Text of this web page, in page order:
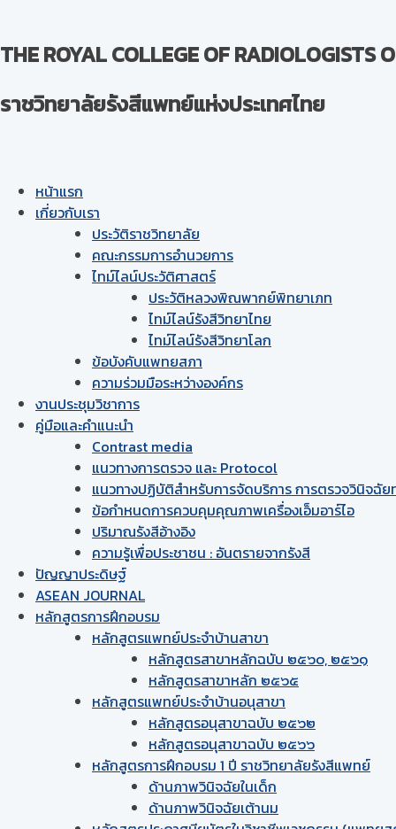
THE ROYAL COLLEGE OF RADIOLOGISTS
ราชวิทยาลัยรังสีแพทย์แห่งประเทศไทย
หน้าแรก
เกี่ยวกับเรา
ประวัติราชวิทยาลัย
คณะกรรมการอำนวยการ
ไทม์ไลน์ประวัติศาสตร์
ประวัติหลวงพิณพากย์พิทยาเภท
ไทม์ไลน์รังสีวิทยาไทย
ไทม์ไลน์รังสีวิทยาโลก
ข้อบังคับแพทยสภา
ความร่วมมือระหว่างองค์กร
งานประชุมวิชาการ
คู่มือและคำแนะนำ
Contrast media
แนวทางการตรวจ และ Protocol
แนวทางปฏิบัติสำหรับการจัดบริการ การตรวจวินิจฉั
ข้อกำหนดการควบคุมคุณภาพเครื่องเอ็มอาร์ไอ
ปริมาณรังสีอ้างอิง
ความรู้เพื่อประชาชน : อันตรายจากรังสี
ปัญญาประดิษฐ์
ASEAN JOURNAL
หลักสูตรการฝึกอบรม
หลักสูตรแพทย์ประจำบ้านสาขา
หลักสูตรสาขาหลักฉบับ ๒๕๖๐, ๒๕๖๑
หลักสูตรสาขาหลัก ๒๕๖๕
หลักสูตรแพทย์ประจำบ้านอนุสาขา
หลักสูตรอนุสาขาฉบับ ๒๕๖๒
หลักสูตรอนุสาขาฉบับ ๒๕๖๖
หลักสูตรการฝึกอบรม 1 ปี ราชวิทยาลัยรังสีแพทย์
ด้านภาพวินิจฉัยในเด็ก
ด้านภาพวินิจฉัยเต้านม